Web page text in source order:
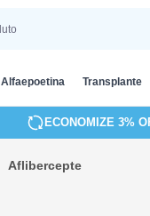
Alfaepoetina Transplante
ECONOMIZE 3%
Aflibercepte